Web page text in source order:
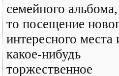
семейного
то посещение
интересного места
какое-нибудь
торжественное